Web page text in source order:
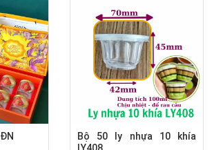
Bộ 50 ly nhựa 10 khía